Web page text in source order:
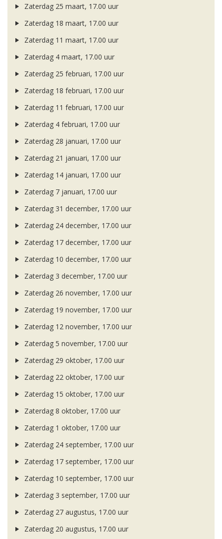
Zaterdag 25 maart, 17.00 uur
Zaterdag 18 maart, 17.00 uur
Zaterdag 11 maart, 17.00 uur
Zaterdag 4 maart, 17.00 uur
Zaterdag 25 februari, 17.00 uur
Zaterdag 18 februari, 17.00 uur
Zaterdag 11 februari, 17.00 uur
Zaterdag 4 februari, 17.00 uur
Zaterdag 28 januari, 17.00 uur
Zaterdag 21 januari, 17.00 uur
Zaterdag 14 januari, 17.00 uur
Zaterdag 7 januari, 17.00 uur
Zaterdag 31 december, 17.00 uur
Zaterdag 24 december, 17.00 uur
Zaterdag 17 december, 17.00 uur
Zaterdag 10 december, 17.00 uur
Zaterdag 3 december, 17.00 uur
Zaterdag 26 november, 17.00 uur
Zaterdag 19 november, 17.00 uur
Zaterdag 12 november, 17.00 uur
Zaterdag 5 november, 17.00 uur
Zaterdag 29 oktober, 17.00 uur
Zaterdag 22 oktober, 17.00 uur
Zaterdag 15 oktober, 17.00 uur
Zaterdag 8 oktober, 17.00 uur
Zaterdag 1 oktober, 17.00 uur
Zaterdag 24 september, 17.00 uur
Zaterdag 17 september, 17.00 uur
Zaterdag 10 september, 17.00 uur
Zaterdag 3 september, 17.00 uur
Zaterdag 27 augustus, 17.00 uur
Zaterdag 20 augustus, 17.00 uur